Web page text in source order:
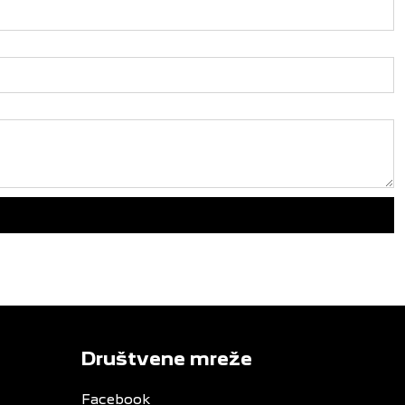
Društvene mreže
Facebook